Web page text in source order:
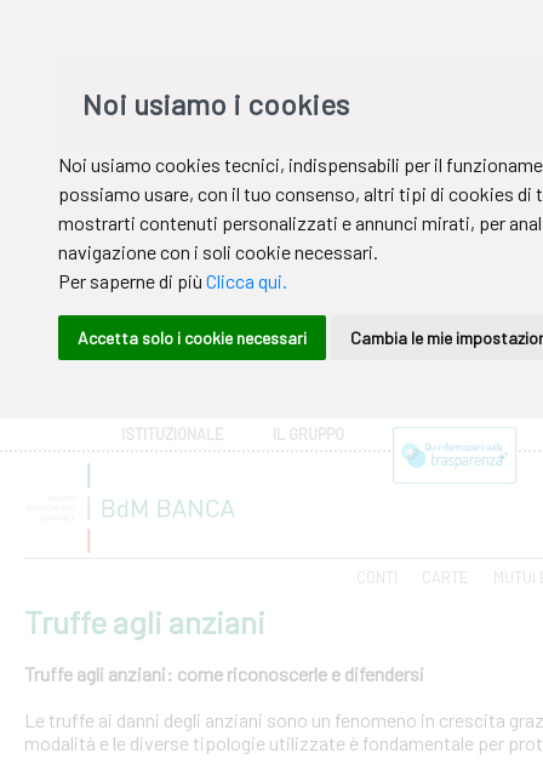
ISTITUZIONALE IL GRUPPO
CONTI CARTE MUTUI
Truffe agli anziani
Truffe agli anziani: come riconoscerle e difendersi
Le truffe ai danni degli anziani sono un fenomeno in crescita
modalità e le diverse tipologie utilizzate è fondamentale per